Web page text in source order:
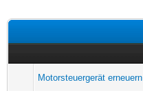
Motorsteuergerät erneuern